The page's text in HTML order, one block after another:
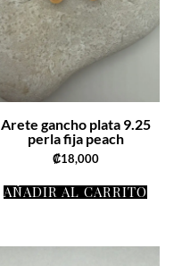
Arete gancho plata 9.25
perla fija peach
₡18,000
AÑADIR AL CARRITO